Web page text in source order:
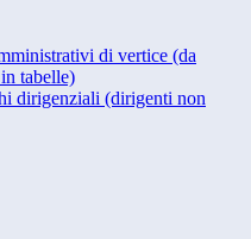
di vertice (da
tabelle)
dirigenziali (dirigenti non